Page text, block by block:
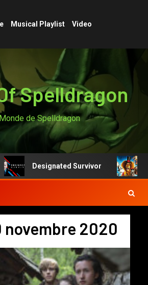
Musical Playlist Video
Spelldragon
de Spelldragon
Designated Survivor
novembre 2020